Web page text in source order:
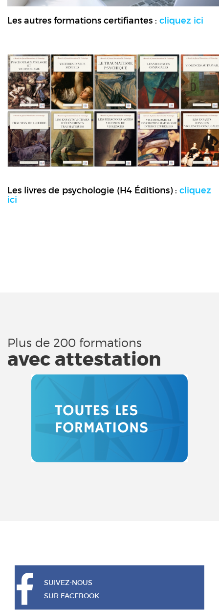
Les autres formations certifiantes : cliquez ici
Les livres de psychologie (H4 Éditions) : cliquez
ici
Plus de 200 formations
avec attestation
SUIVEZ-NOUS
SUR FACEBOOK